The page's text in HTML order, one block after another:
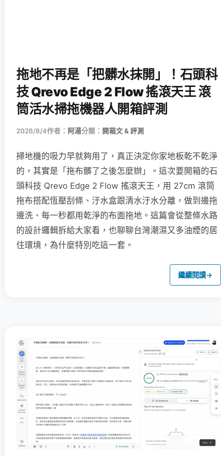
拖地不再是「把髒水抹開」！石頭科
技 Qrevo Edge 2 Flow 搖滾天王 滾
筒活水掃拖機器人開箱評測
2026/8/4作者： 阿湯分類： 開箱文 & 評測
掃地機的吸力早就夠用了，真正決定你家地板乾不乾淨
的，其實是「拖布髒了之後怎麼辦」。這次要開箱的石
頭科技 Qrevo Edge 2 Flow 搖滾天王，用 27cm 滾筒
拖布搭配恆壓刮條、汙水盒跟清水汙水分離，做到邊拖
邊洗、每一秒都用乾淨的布面拖地。這篇會從整條水路
的設計邏輯拆給大家看，也聊聊台灣潮濕又多油煙的居
住環境，為什麼特別吃這一套。
繼續閱讀→